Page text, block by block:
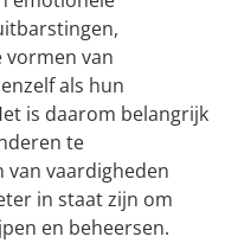
van
als hun
is daarom belangrijk
te
vaardigheden
in staat zijn om
en beheersen.